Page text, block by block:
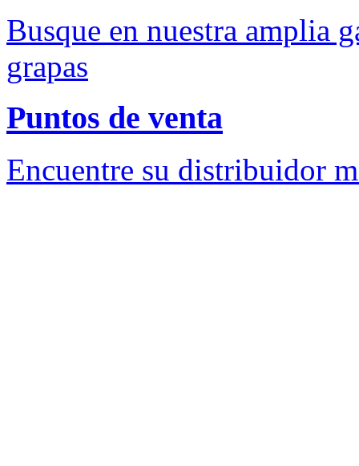
Busque en nuestra amplia
grapas
Puntos de venta
Encuentre su distribuidor